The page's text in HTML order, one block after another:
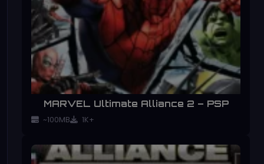
MARVEL Ultimate Alliance 2 – PSP
~100MB 1K+